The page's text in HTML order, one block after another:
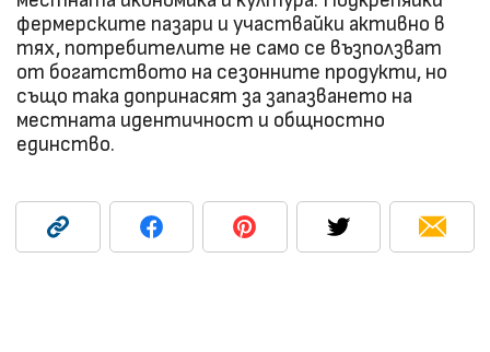
фермерските пазари и участвайки активно в
тях, потребителите не само се възползват
от богатството на сезонните продукти, но
също така допринасят за запазването на
местната идентичност и общностно
единство.